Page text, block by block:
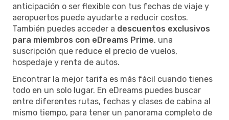
anticipación o ser flexible con tus fechas de viaje y
aeropuertos puede ayudarte a reducir costos.
También puedes acceder a descuentos exclusivos
para miembros con eDreams Prime, una
suscripción que reduce el precio de vuelos,
hospedaje y renta de autos.
Encontrar la mejor tarifa es más fácil cuando tienes
todo en un solo lugar. En eDreams puedes buscar
entre diferentes rutas, fechas y clases de cabina al
mismo tiempo, para tener un panorama completo de